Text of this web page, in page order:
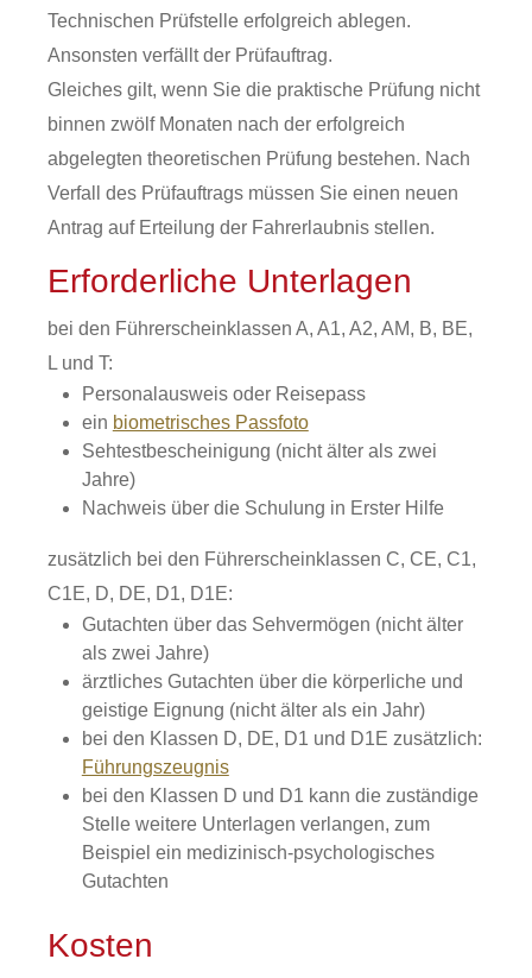
Technischen Prüfstelle erfolgreich ablegen.
Ansonsten verfällt der Prüfauftrag.
Gleiches gilt, wenn Sie die praktische Prüfung nicht
binnen zwölf Monaten nach der erfolgreich
abgelegten theoretischen Prüfung bestehen. Nach
Verfall des Prüfauftrags müssen Sie einen neuen
Antrag auf Erteilung der Fahrerlaubnis stellen.
Erforderliche Unterlagen
bei den Führerscheinklassen A, A1, A2, AM, B, BE,
L und T:
Personalausweis oder Reisepass
ein biometrisches Passfoto
Sehtestbescheinigung (nicht älter als zwei
Jahre)
Nachweis über die Schulung in Erster Hilfe
zusätzlich bei den Führerscheinklassen C, CE, C1,
C1E, D, DE, D1, D1E:
Gutachten über das Sehvermögen (nicht älter
als zwei Jahre)
ärztliches Gutachten über die körperliche und
geistige Eignung (nicht älter als ein Jahr)
bei den Klassen D, DE, D1 und D1E zusätzlich:
Führungszeugnis
bei den Klassen D und D1 kann die zuständige
Stelle weitere Unterlagen verlangen, zum
Beispiel ein medizinisch-psychologisches
Gutachten
Kosten